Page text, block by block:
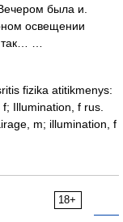
была и.
освещении
так… …
fizika atitikmenys:
Illumination, f rus.
m; illumination, f
18+